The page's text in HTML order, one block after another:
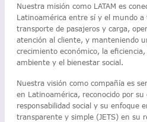
Nuestra misión como LATAM es
Latinoamérica entre sí y el mundo
transporte de pasajeros y carga,
atención al cliente, y manteniendo
crecimiento económico, la
ambiente y el bienestar social.
Nuestra visión como compañía es
en Latinoamérica, reconocido por su
responsabilidad social y su enfoque
transparente y simple (JETS) en su